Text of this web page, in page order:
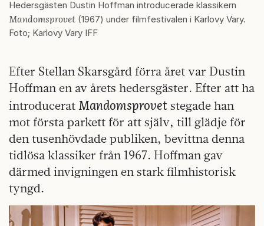
Hedersgästen Dustin Hoffman introducerade klassikern
Mandomsprovet (1967) under filmfestivalen i Karlovy Vary.
Foto; Karlovy Vary IFF
Efter Stellan Skarsgård förra året var Dustin
Hoffman en av årets hedersgäster. Efter att ha
introducerat Mandomsprovet stegade han
mot första parkett för att själv, till glädje för
den tusenhövdade publiken, bevittna denna
tidlösa klassiker från 1967. Hoffman gav
därmed invigningen en stark filmhistorisk
tyngd.